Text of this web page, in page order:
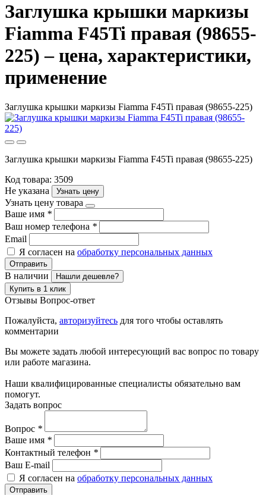
Заглушка крышки маркизы
Fiamma F45Ti правая (98655-
225) – цена, характеристики,
применение
Заглушка крышки маркизы Fiamma F45Ti правая (98655-225)
Заглушка крышки маркизы Fiamma F45Ti правая (98655-225)
Код товара: 3509
Не указана
Узнать цену
Узнать цену товара
Ваше имя *
Ваш номер телефона *
Email
Я согласен на обработку персональных данных
Отправить
В наличии
Нашли дешевле?
Купить в 1 клик
Отзывы Вопрос-ответ
Пожалуйста, авторизуйтесь для того чтобы оставлять
комментарии
Вы можете задать любой интересующий вас вопрос по товару
или работе магазина.
Наши квалифицированные специалисты обязательно вам
помогут.
Задать вопрос
Вопрос *
Ваше имя *
Контактный телефон *
Ваш E-mail
Я согласен на обработку персональных данных
Отправить